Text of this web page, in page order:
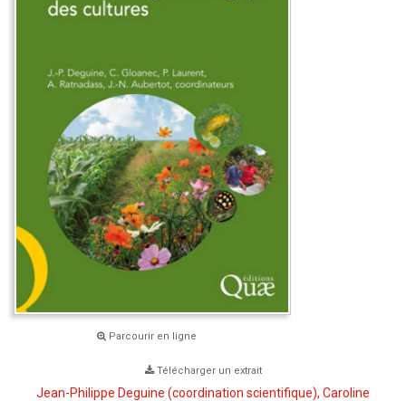
Parcourir en ligne
Télécharger un extrait
Jean-Philippe Deguine (coordination scientifique), Caroline